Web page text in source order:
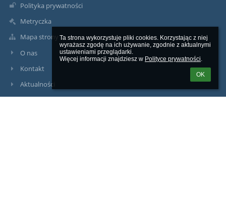
Ta strona wykorzystuje pliki cookies. Korzystając z niej
wyrażasz zgodę na ich używanie, zgodnie z aktualnymi
ustawieniami przeglądarki.
Więcej informacji znajdziesz w Polityce prywatności.
OK
Polityka prywatności
Metryczka
Mapa strony
O nas
Kontakt
Aktualności